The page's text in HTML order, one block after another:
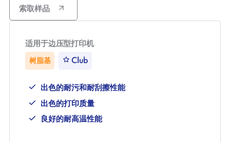
索取样品
适用于边压型打印机
树脂基 Club
出色的耐污和耐刮擦性能
出色的打印质量
良好的耐高温性能